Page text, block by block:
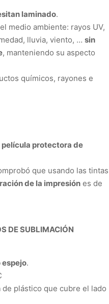
laminado.
medio ambiente: rayos UV,
lluvia, viento, … sin
, manteniendo su aspecto
químicos, rayones e
película protectora de
que usando las tintas
de la impresión es de
DE SUBLIMACIÓN
espejo.
plástico que cubre el lado